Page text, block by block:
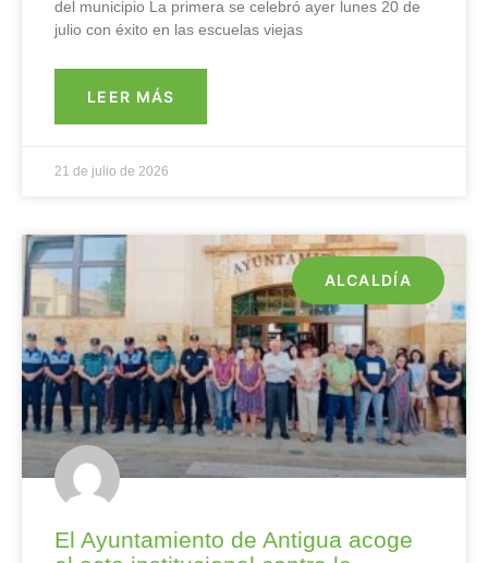
del municipio La primera se celebró ayer lunes 20 de
julio con éxito en las escuelas viejas
LEER MÁS
21 de julio de 2026
ALCALDÍA
El Ayuntamiento de Antigua acoge